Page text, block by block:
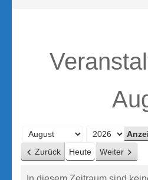
Monat
Jahr
Zurück Heute Weiter